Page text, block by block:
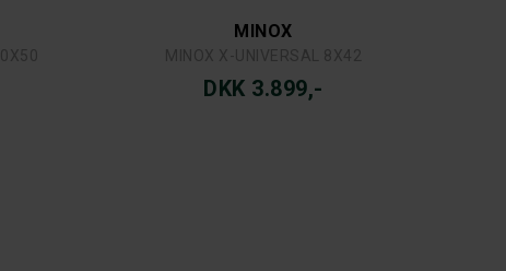
MINOX
DKK 3.899,-